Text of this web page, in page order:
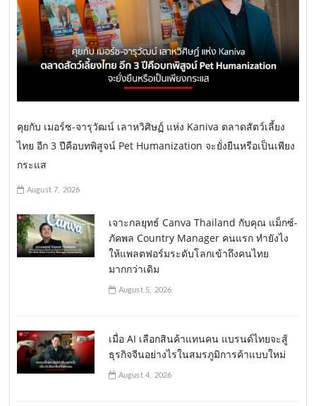
คุยกับ เมอร์ซ-จารุวัฒน์ เลาหวิศิษฏ์ แห่ง Kaniva ตลาดสัตว์เลี้ยง
ไทย อีก 3 ปีคือบทพิสูจน์ Pet Humanization จะยั่งยืนหรือเป็นเพียง
กระแส
August 7, 2026
เจาะกลยุทธ์ Canva Thailand กับคุณ แม็กซ์-
ภัคพล Country Manager คนแรก ทำยังไง
ให้แพลตฟอร์มระดับโลกเข้าถึงคนไทย
มากกว่าเดิม
August 5, 2026
เมื่อ AI เลือกสินค้าแทนคน แบรนด์ไทยจะสู้
ธุรกิจจีนอย่างไรในสมรภูมิการค้าแบบใหม่
August 4, 2026